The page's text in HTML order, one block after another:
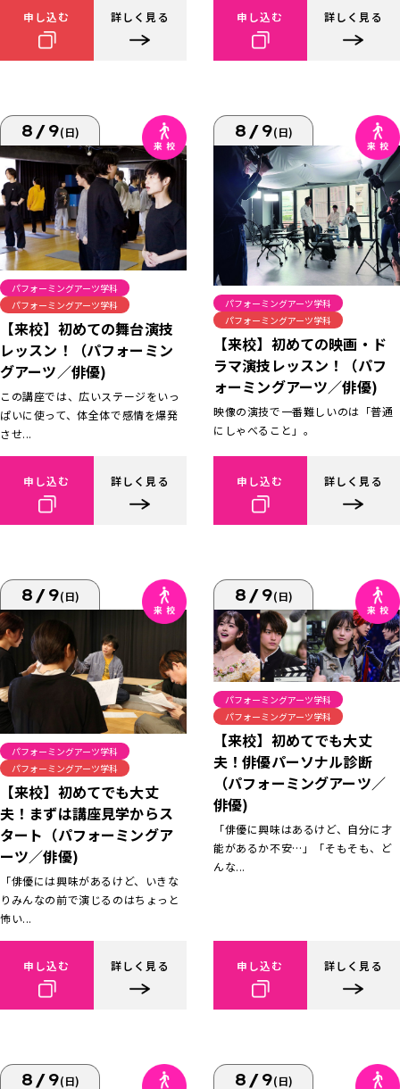
申し込む 詳しく見る 申し込む 詳しく見る
8/9(日)
パフォーミングアーツ学科
パフォーミングアーツ学科
【来校】初めての舞台演技
レッスン！（パフォーミン
グアーツ／俳優)
この講座では、広いステージをいっ
ぱいに使って、体全体で感情を爆発
させ...
申し込む 詳しく見る
8/9(日)
パフォーミングアーツ学科
パフォーミングアーツ学科
【来校】初めての映画・ド
ラマ演技レッスン！（パフ
ォーミングアーツ／俳優)
映像の演技で一番難しいのは「普通
にしゃべること」。
申し込む 詳しく見る
8/9(日)
パフォーミングアーツ学科
パフォーミングアーツ学科
【来校】初めてでも大丈
夫！まずは講座見学からス
タート（パフォーミングア
ーツ／俳優)
「俳優には興味があるけど、いきな
りみんなの前で演じるのはちょっと
怖い...
申し込む 詳しく見る
8/9(日)
パフォーミングアーツ学科
パフォーミングアーツ学科
【来校】初めてでも大丈
夫！俳優パーソナル診断
（パフォーミングアーツ／
俳優)
「俳優に興味はあるけど、自分に才
能があるか不安…」「そもそも、ど
んな...
申し込む 詳しく見る
8/9(日) 8/9(日)